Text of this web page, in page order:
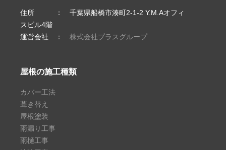
住所 ： 千葉県船橋市湊町2-1-2 Y.M.Aオフィ
スビル4階
運営会社 ： 株式会社プラスグループ
屋根の施工種類
カバー工法
葺き替え
屋根塗装
雨漏り工事
雨樋工事